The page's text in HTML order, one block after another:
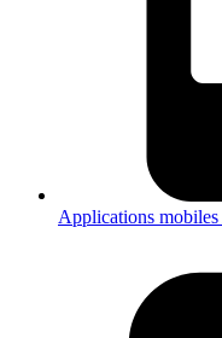
Applications mobiles